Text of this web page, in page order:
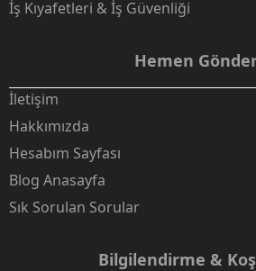
İş Kıyafetleri & İş Güvenliği
Hemen
İletişim
Hakkımızda
Hesabım Sayfası
Blog Anasayfa
Sık Sorulan Sorular
Bilgilendirme &